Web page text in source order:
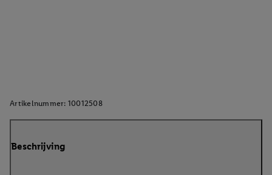
Artikelnummer: 10012508
Beschrijving